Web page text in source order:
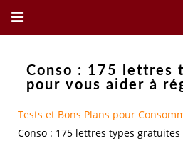
Conso : 175 lettres
pour vous aider à
Tests et Bons Plans pour
Conso : 175 lettres types